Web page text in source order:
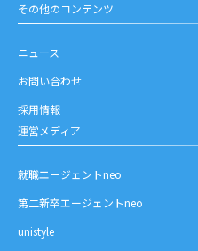
その他のコンテンツ
ニュース
お問い合わせ
採用情報
運営メディア
就職エージェントneo
第二新卒エージェントneo
unistyle